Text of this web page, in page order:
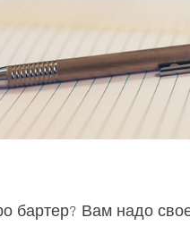
бартер? Вам надо